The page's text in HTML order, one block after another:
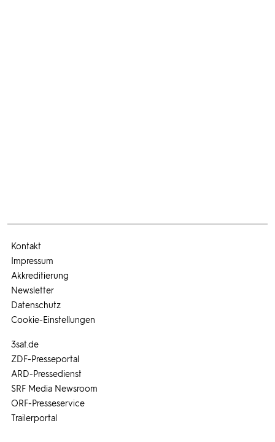
3sat.de
ZDF-Presseportal
ARD-Pressedienst
SRF Media Newsroom
ORF-Presseservice
Trailerportal
Kontakt
Impressum
Akkreditierung
Newsletter
Datenschutz
Cookie-Einstellungen